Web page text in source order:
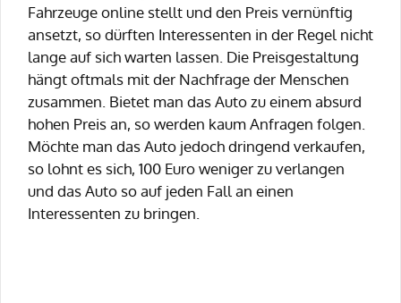
Fahrzeuge online stellt und den Preis vernünftig
ansetzt, so dürften Interessenten in der Regel nicht
lange auf sich warten lassen. Die Preisgestaltung
hängt oftmals mit der Nachfrage der Menschen
zusammen. Bietet man das Auto zu einem absurd
hohen Preis an, so werden kaum Anfragen folgen.
Möchte man das Auto jedoch dringend verkaufen,
so lohnt es sich, 100 Euro weniger zu verlangen
und das Auto so auf jeden Fall an einen
Interessenten zu bringen.